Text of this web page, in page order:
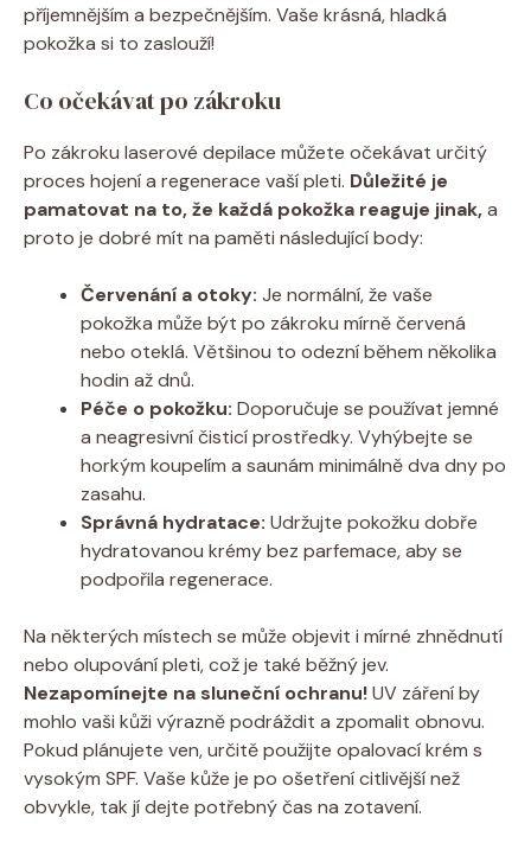
příjemnějším a bezpečnějším. Vaše krásná, hladká
pokožka si to zaslouží!
Co očekávat po zákroku
Po zákroku laserové depilace můžete očekávat určitý
proces hojení a regenerace vaší pleti. Důležité je
pamatovat na to, že každá pokožka reaguje jinak,a
proto je dobré mít na paměti následující body:
Červenání a otoky: Je normální, že vaše
pokožka může být po zákroku mírně červená
nebo oteklá. Většinou to odezní během několika
hodin až dnů.
Péče o pokožku: Doporučuje se používat jemné
a neagresivní čisticí prostředky. Vyhýbejte se
horkým koupelím a saunám minimálně dva dny po
zasahu.
Správná hydratace: Udržujte pokožku dobře
hydratovanou krémy bez parfemace, aby se
podpořila regenerace.
Na některých místech se může objevit i mírné zhnědnutí
nebo olupování pleti, což je také běžný jev.
Nezapomínejte na sluneční ochranu!UV záření by
mohlo vaši kůži výrazně podráždit a zpomalit obnovu.
Pokud plánujete ven, určitě použijte opalovací krém s
vysokým SPF. Vaše kůže je po ošetření citlivější než
obvykle, tak jí dejte potřebný čas na zotavení.